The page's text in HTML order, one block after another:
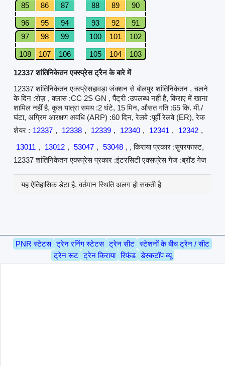
85
86 87 88 89 90
96 95 94 93 92
91
97
98 99 100 101 102
108 107 106 105 104 103
12337 शांतिनिकेतन एक्स्प्रेस ट्रैन के बारे में
12337 शांतिनिकेतन एक्स्प्रेसहावड़ा जंक्शन से बोलपुर शांतिनिकेतन , चलने
के दिन :रोज़ , क्लास :CC 2S GN , पैंट्री :उपलब्ध नहीं है, किराए में खाना
शामिल नहीं है, कुल यात्रा समय :2 घंटे, 15 मिन, औसत गति :65 कि. मी./
घंटा, अग्रिम आरक्षण अवधि (ARP) :60 दिन, रेलवे :पूर्वी रेलवे (ER), रेक
शेयर : 12337 , 12338 , 12339 , 12340 , 12341 , 12342 ,
13011 , 13012 , 53047 , 53048 , , किराया प्रकार :सुपरफास्ट,
12337 शांतिनिकेतन एक्स्प्रेस प्रकार :इंटरसिटी एक्सप्रेस गेज :ब्रॉड गेज
यह ऐतिहासिक डेटा है, वर्तमान स्थिति अलग हो सकती है
PNR स्टेटस ट्रेन रनिंग स्टेटस ट्रेन सीट स्टेशनों के बीच ट्रेन / सीट
ट्रेन रूट ट्रेन किराया रिफंड डेस्कटॉप व्यू